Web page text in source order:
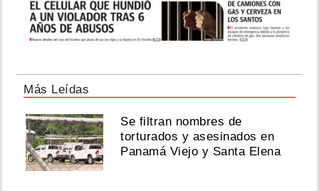
Más Leídas
Se filtran nombres de
torturados y asesinados en
Panamá Viejo y Santa Elena